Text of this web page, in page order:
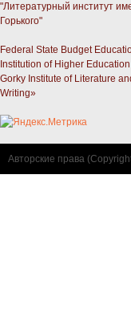
"Литературный институт
Горького"
Federal State Budget
Institution of Higher
Gorky Institute of Literature
Writing»
Авторские права